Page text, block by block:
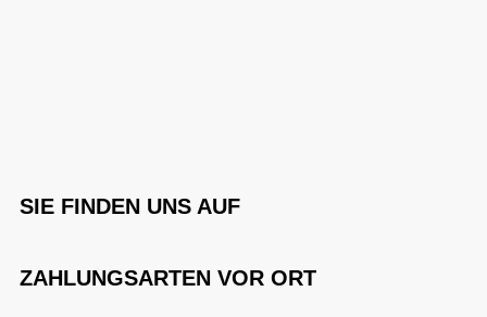
SIE FINDEN UNS AUF
ZAHLUNGSARTEN VOR ORT